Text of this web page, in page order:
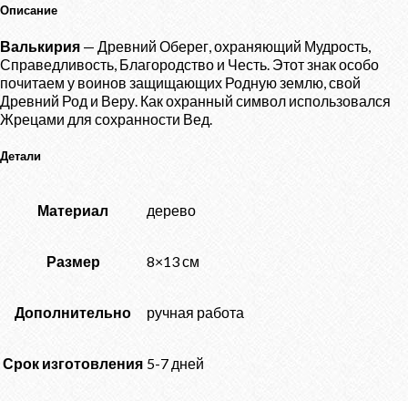
Описание
Валькирия — Древний Оберег, охраняющий Мудрость,
Справедливость, Благородство и Честь. Этот знак особо
почитаем у воинов защищающих Родную землю, свой
Древний Род и Веру. Как охранный символ использовался
Жрецами для сохранности Вед.
Детали
Материал дерево
Размер 8×13 см
Дополнительно ручная работа
Срок изготовления 5-7 дней